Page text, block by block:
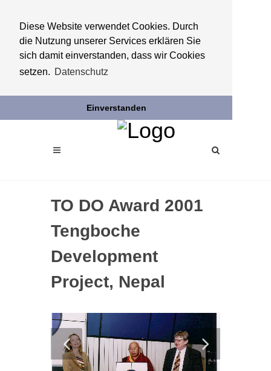
Diese Website verwendet Cookies. Durch
die Nutzung unserer Services erklären Sie
sich damit einverstanden, dass wir Cookies
setzen. Datenschutz
Einverstanden
TO DO Award 2001
Tengboche
Development
Project, Nepal